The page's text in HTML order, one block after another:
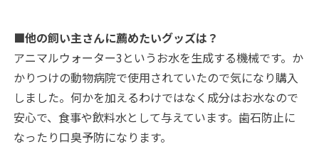
■他の飼い主さんに薦めたいグッズは？
アニマルウォーター3というお水を生成する機械です。か
かりつけの動物病院で使用されていたので気になり購入
しました。何かを加えるわけではなく成分はお水なので
安心で、食事や飲料水として与えています。歯石防止に
なったり口臭予防になります。